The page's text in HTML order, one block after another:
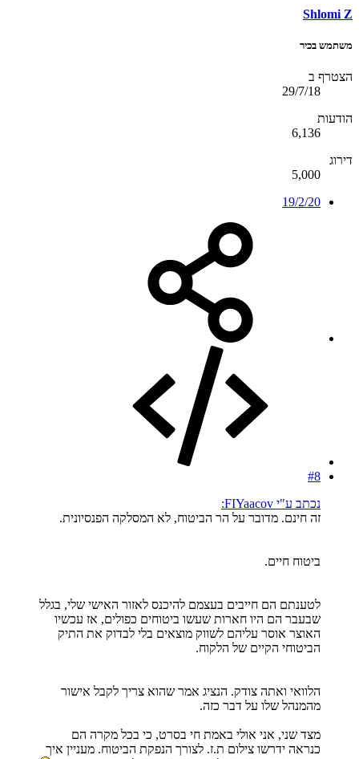
Shlomi Z
משתמש בכיר
הצטרף ב
29/7/18
הודעות
6,136
דירוג
5,000
19/2/20
#8
נכתב ע"י FIYaacov:
זה חינם. מדובר על הר הביטוח, לא המסלקה הפנסיונית.
ביטוח חיים.
לטענתם הם חייבים בעצמם להיכנס לאזור האישי שלי, בגלל
שבעבר הם היו חארות שעשו ביטוחים כפולים, אז עכשיו
האוצר אוסר עליהם לשווק מוצאים בלי לבדוק את התיק
הביטוחי הקיים של הלקוח.
הלוואי ואתה צודק. הנציג אמר שהוא צריך לקבל אישור
מהמנהל שלו על דבר כזה.
מצד שני, אני אולי באמת חי בסרט, כי בכל מקרה הם
כנראה ידרשו צילום ת.ז. לצורך הנפקת הביטוח. מעניין איך